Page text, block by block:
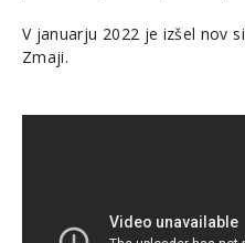
V januarju 2022 je izšel nov
Zmaji.